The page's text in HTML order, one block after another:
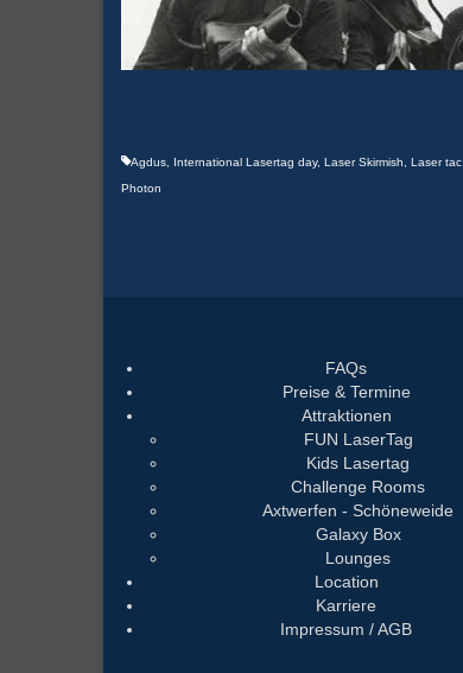
Agdus International Lasertag day, Laser Skirmish Laser tac
Photon
FAQs
Preise & Termine
Attraktionen
FUN LaserTag
Kids Lasertag
Challenge Rooms
Axtwerfen - Schöneweide
Galaxy Box
Lounges
Location
Karriere
Impressum / AGB